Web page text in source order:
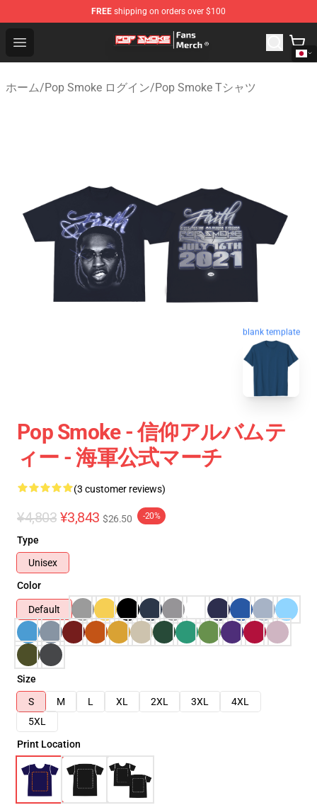
FREE shipping on orders over $100
Open menu
Pop Smoke Store - Official Pop Smoke Merchandise
ホーム/Pop Smoke ログイン/Pop Smoke Tシャツ
blank template
Pop Smoke - 信仰アルバムテ
ィー - 海軍公式マーチ
(3 customer reviews)
¥4,803 ¥3,843 $26.50 -20%
Type
Unisex
Color
Default
Size
S
M L XL 2XL 3XL
4XL
5XL
Print Location